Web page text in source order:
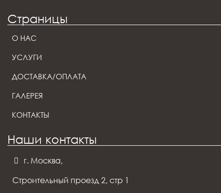
Страницы
О НАС
УСЛУГИ
ДОСТАВКА/ОПЛАТА
ГАЛЕРЕЯ
КОНТАКТЫ
Наши контакты
г. Москва,
Строительный проезд 2, стр 1